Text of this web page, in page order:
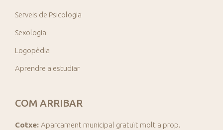
Serveis de Psicologia
Sexologia
Logopèdia
Aprendre a estudiar
COM ARRIBAR
Cotxe: Aparcament municipal gratuït molt a prop.